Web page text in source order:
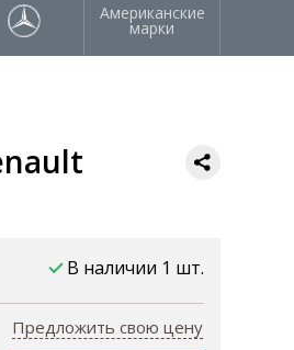
Американские
марки
В наличии 1 шт.
Предложить свою цену